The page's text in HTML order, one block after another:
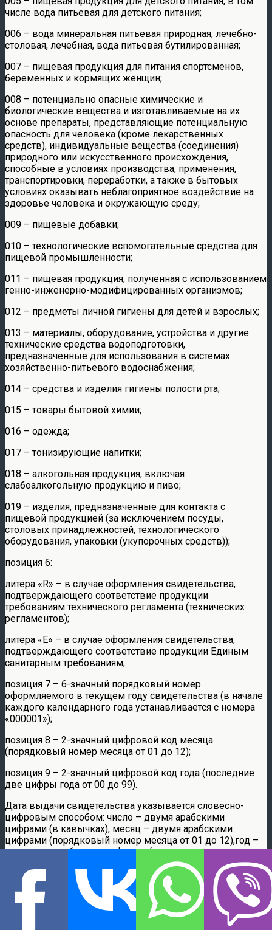
числе вода питьевая для детского питания;
006 – вода минеральная питьевая природная, лечебно-
столовая, лечебная, вода питьевая бутилированная;
007 – пищевая продукция для питания спортсменов,
беременных и кормящих женщин;
008 – потенциально опасные химические и
биологические вещества и изготавливаемые на их
основе препараты, представляющие потенциальную
опасность для человека (кроме лекарственных
средств), индивидуальные вещества (соединения)
природного или искусственного происхождения,
способные в условиях производства, применения,
транспортировки, переработки, а также в бытовых
условиях оказывать неблагоприятное воздействие на
здоровье человека и окружающую среду;
009 – пищевые добавки;
010 – технологические вспомогательные средства для
пищевой промышленности;
011 – пищевая продукция, полученная с использованием
генно-инженерно-модифицированных организмов;
012 – предметы личной гигиены для детей и взрослых;
013 – материалы, оборудование, устройства и другие
технические средства водоподготовки,
предназначенные для использования в системах
хозяйственно-питьевого водоснабжения;
014 – средства и изделия гигиены полости рта;
015 – товары бытовой химии;
016 – одежда;
017 – тонизирующие напитки;
018 – алкогольная продукция, включая
слабоалкогольную продукцию и пиво;
019 – изделия, предназначенные для контакта с
пищевой продукцией (за исключением посуды,
столовых принадлежностей, технологического
оборудования, упаковки (укупорочных средств));
позиция 6:
литера «R» – в случае оформления свидетельства,
подтверждающего соответствие продукции
требованиям технического регламента (технических
регламентов);
литера «Е» – в случае оформления свидетельства,
подтверждающего соответствие продукции Единым
санитарным требованиям;
позиция 7 – 6-значный порядковый номер
оформляемого в текущем году свидетельства (в начале
каждого календарного года устанавливается с номера
«000001»);
позиция 8 – 2-значный цифровой код месяца
(порядковый номер месяца от 01 до 12);
позиция 9 – 2-значный цифровой код года (последние
две цифры года от 00 до 99).
Дата выдачи свидетельства указывается словесно-
цифровым способом: число – двумя арабскими
цифрами (в кавычках), месяц – двумя арабскими
цифрами (порядковый номер месяца от 01 до 12),год –
четырьмя арабскими цифрами (с указанием
сокращенного обозначения года «г.»);
г) в поле 4 – сведения о продукции, включая:
наименование продукции;